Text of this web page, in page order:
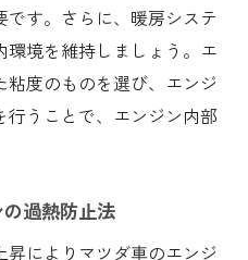
す。さらに、暖房システ
境を維持しましょう。エ
粘度のものを選び、エンジ
行うことで、エンジン内部
過熱防止法
によりマツダ車のエンジ